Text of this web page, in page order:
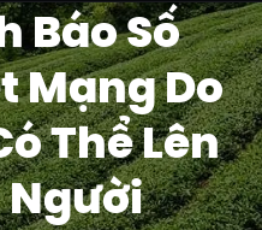
Báo Số
Mạng Do
Thể Lên